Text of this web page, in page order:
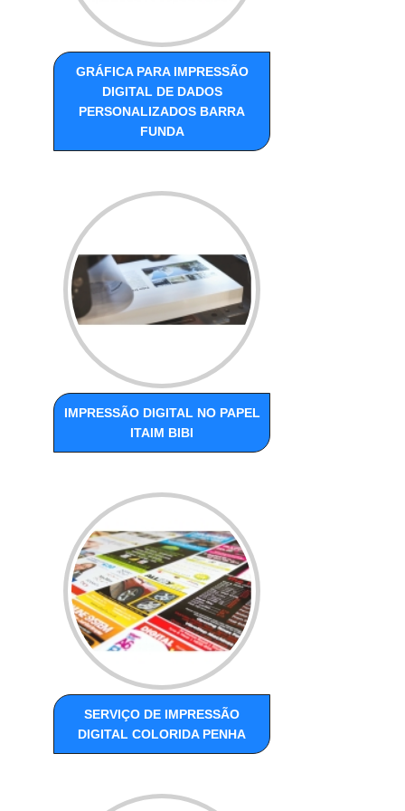
GRÁFICA PARA IMPRESSÃO
DIGITAL DE DADOS
PERSONALIZADOS BARRA
FUNDA
IMPRESSÃO DIGITAL NO PAPEL
ITAIM BIBI
SERVIÇO DE IMPRESSÃO
DIGITAL COLORIDA PENHA